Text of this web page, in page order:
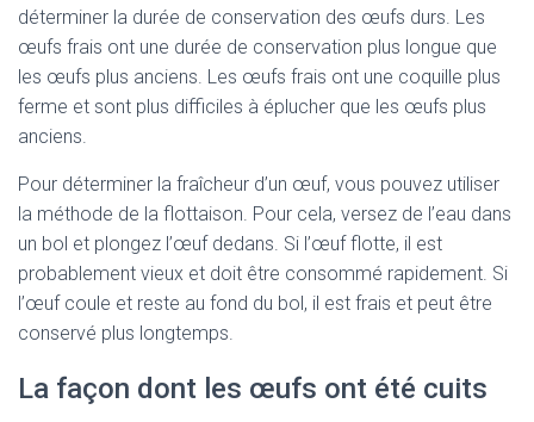
déterminer la durée de conservation des œufs durs. Les
œufs frais ont une durée de conservation plus longue que
les œufs plus anciens. Les œufs frais ont une coquille plus
ferme et sont plus difficiles à éplucher que les œufs plus
anciens.
Pour déterminer la fraîcheur d’un œuf, vous pouvez utiliser
la méthode de la flottaison. Pour cela, versez de l’eau dans
un bol et plongez l’œuf dedans. Si l’œuf flotte, il est
probablement vieux et doit être consommé rapidement. Si
l’œuf coule et reste au fond du bol, il est frais et peut être
conservé plus longtemps.
La façon dont les œufs ont été cuits